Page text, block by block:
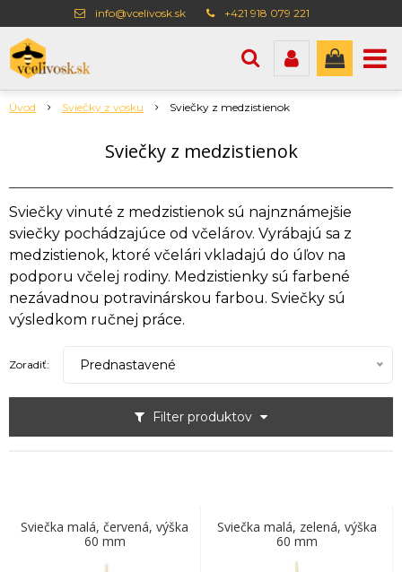
info@vcelivosk.sk +421 918 079 221
Úvod Sviečky z vosku Sviečky z medzistienok
Sviečky z medzistienok
Sviečky vinuté z medzistienok sú najnznámejšie
sviečky pochádzajúce od včelárov. Vyrábajú sa z
medzistienok, ktoré včelári vkladajú do úľov na
podporu včelej rodiny. Medzistienky sú farbené
nezávadnou potravinárskou farbou. Sviečky sú
výsledkom ručnej práce.
Filter produktov
Zoradiť: Prednastavené
Sviečka malá, červená, výška
60 mm
Sviečka malá, zelená, výška
60 mm